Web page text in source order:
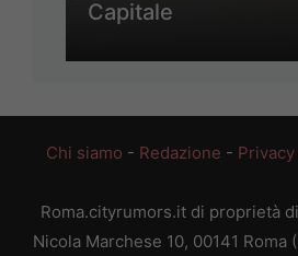
Capitale
Chi siamo - Redazione -
Roma.cityrumors.it di proprietà
Nicola Marchese 10, 00141 Roma